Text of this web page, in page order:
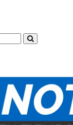
Search